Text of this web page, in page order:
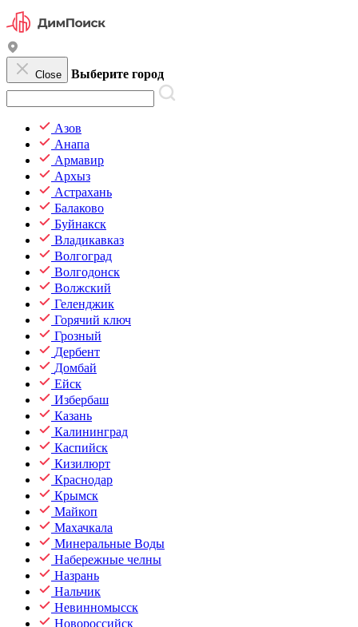
Close Выберите город
Азов
Анапа
Армавир
Архыз
Астрахань
Балаково
Буйнакск
Владикавказ
Волгоград
Волгодонск
Волжский
Геленджик
Горячий ключ
Грозный
Дербент
Домбай
Ейск
Избербаш
Казань
Калининград
Каспийск
Кизилюрт
Краснодар
Крымск
Майкоп
Махачкала
Минеральные Воды
Набережные челны
Назрань
Нальчик
Невинномысск
Новороссийск